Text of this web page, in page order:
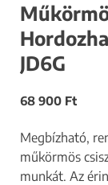
JD6G
68 900 Ft
Megbízható,
műkörmös
munkát. Az